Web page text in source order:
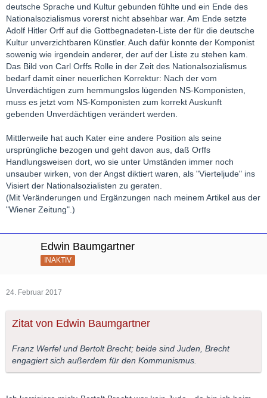
deutsche Sprache und Kultur gebunden fühlte und ein Ende des
Nationalsozialismus vorerst nicht absehbar war. Am Ende setzte
Adolf Hitler Orff auf die Gottbegnadeten-Liste der für die deutsche
Kultur unverzichtbaren Künstler. Auch dafür konnte der Komponist
sowenig wie irgendein anderer, der auf der Liste zu stehen kam.
Das Bild von Carl Orffs Rolle in der Zeit des Nationalsozialismus
bedarf damit einer neuerlichen Korrektur: Nach der vom
Unverdächtigen zum hemmungslos lügenden NS-Komponisten,
muss es jetzt vom NS-Komponisten zum korrekt Auskunft
gebenden Unverdächtigen verändert werden.
Mittlerweile hat auch Kater eine andere Position als seine
ursprüngliche bezogen und geht davon aus, daß Orffs
Handlungsweisen dort, wo sie unter Umständen immer noch
unsauber wirken, von der Angst diktiert waren, als "Vierteljude" ins
Visiert der Nationalsozialisten zu geraten.
(Mit Veränderungen und Ergänzungen nach meinem Artikel aus der
"Wiener Zeitung".)
Edwin Baumgartner
INAKTIV
24. Februar 2017
Zitat von Edwin Baumgartner
Franz Werfel und Bertolt Brecht; beide sind Juden, Brecht
engagiert sich außerdem für den Kommunismus.